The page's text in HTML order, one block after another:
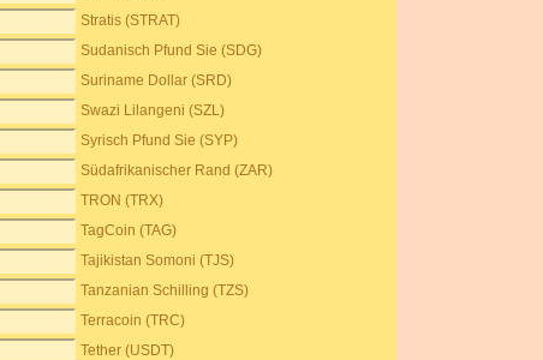
Stratis (STRAT)
Sudanisch Pfund Sie (SDG)
Suriname Dollar (SRD)
Swazi Lilangeni (SZL)
Syrisch Pfund Sie (SYP)
Südafrikanischer Rand (ZAR)
TRON (TRX)
TagCoin (TAG)
Tajikistan Somoni (TJS)
Tanzanian Schilling (TZS)
Terracoin (TRC)
Tether (USDT)